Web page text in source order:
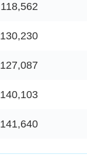
118,562
130,230
127,087
140,103
141,640